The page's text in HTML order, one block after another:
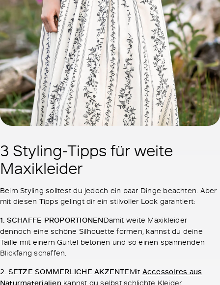
3 Styling-Tipps für weite
Maxikleider
Beim Styling solltest du jedoch ein paar Dinge beachten. Aber
mit diesen Tipps gelingt dir ein stilvoller Look garantiert:
1. SCHAFFE PROPORTIONENDamit weite Maxikleider
dennoch eine schöne Silhouette formen, kannst du deine
Taille mit einem Gürtel betonen und so einen spannenden
Blickfang schaffen.
2. SETZE SOMMERLICHE AKZENTEMit Accessoires aus
Naturmaterialien kannst du selbst schlichte Kleider